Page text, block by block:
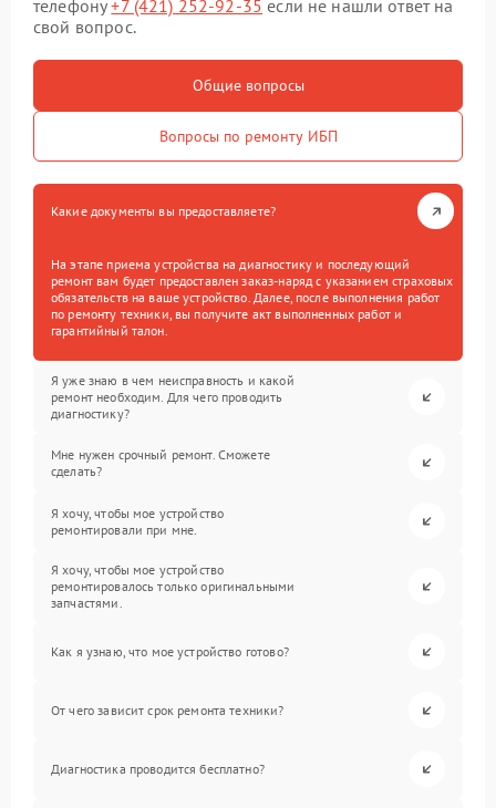
телефону+7 (421) 252-92-35 если не нашли ответ на
свой вопрос.
Общие вопросы
Вопросы по ремонту ИБП
Какие документы вы предоставляете?
На этапе приема устройства на диагностику и последующий
ремонт вам будет предоставлен заказ-наряд с указанием страховых
обязательств на ваше устройство. Далее, после выполнения работ
по ремонту техники, вы получите акт выполненных работ и
гарантийный талон.
Я уже знаю в чем неисправность и какой
ремонт необходим. Для чего проводить
диагностику?
Мне нужен срочный ремонт. Сможете
сделать?
Я хочу, чтобы мое устройство
ремонтировали при мне.
Я хочу, чтобы мое устройство
ремонтировалось только оригинальными
запчастями.
Как я узнаю, что мое устройство готово?
От чего зависит срок ремонта техники?
Диагностика проводится бесплатно?